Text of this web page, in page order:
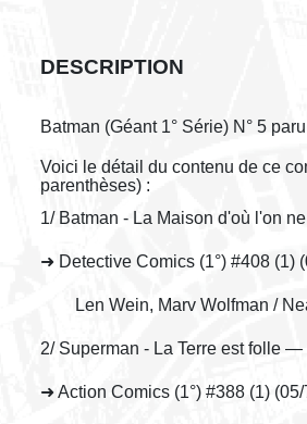
DESCRIPTION
Batman (Géant 1° Série) N° 5
Voici le détail du contenu de ce
parenthèses) :
1/ Batman - La Maison d'où l'on
➜ Detective Comics (1°) #408 (1)
Len Wein, Marv Wolfman /
2/ Superman - La Terre est folle —
➜ Action Comics (1°) #388 (1)